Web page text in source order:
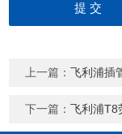
上一篇：飞利浦插
下一篇：飞利浦T8